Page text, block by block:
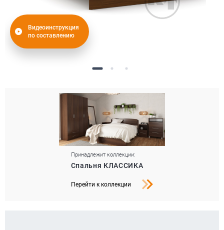
Видеоинструкция
по составлению
Принадлежит коллекции:
Спальня КЛАССИКА
Перейти к коллекции